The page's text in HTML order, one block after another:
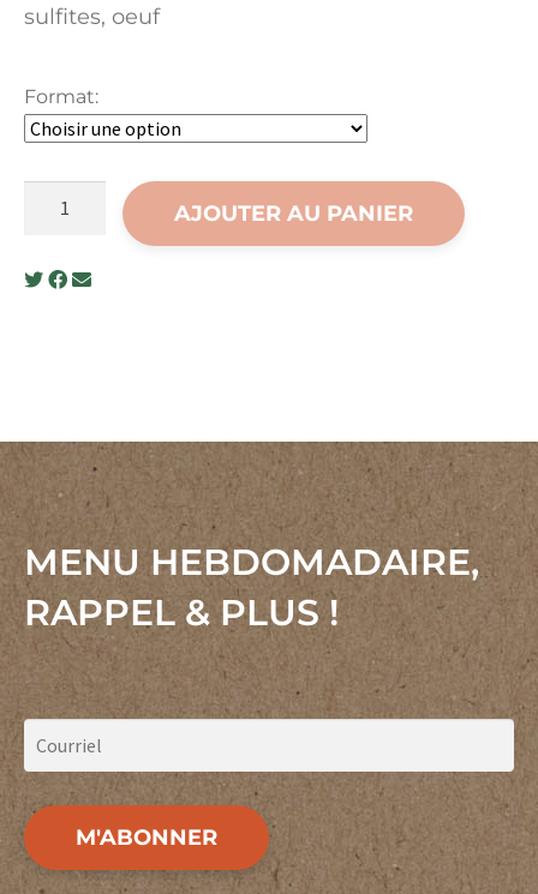
sulfites, oeuf
Format:
sauce
AJOUTER AU PANIER
MENU HEBDOMADAIRE,
RAPPEL & PLUS !
M'ABONNER